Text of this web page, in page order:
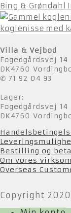
Bing & Grøndahl
koglenisse med
Villa & Vejbod
Fogedgårdsvej 14
DK4760
✆ 71 92 04 93
Lager:
Fogedgårdsvej 14
DK4760
Bestilling og
Om vores
Overseas
Copyright